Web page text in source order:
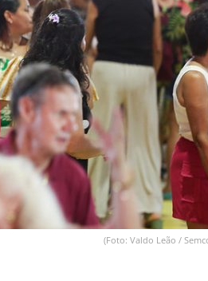
(Foto: Valdo Leão /